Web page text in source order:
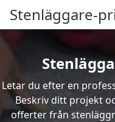
Stenläggare-
Letar du efter en
Beskriv ditt projekt
offerter från